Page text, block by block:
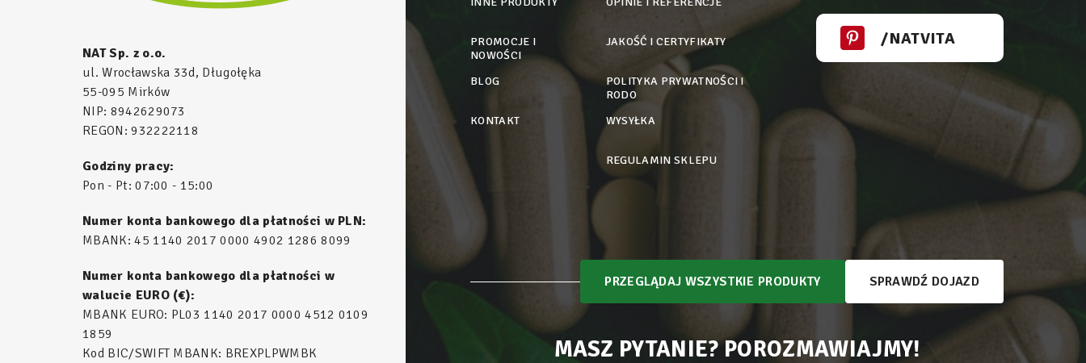
NAT Sp. z o.o.
ul. Wrocławska 33d, Długołęka
55-095 Mirków
NIP: 8942629073
REGON: 932222118
Godziny pracy:
Pon - Pt: 07:00 - 15:00
Numer konta bankowego dla płatności w PLN:
MBANK: 45 1140 2017 0000 4902 1286 8099
Numer konta bankowego dla płatności w
walucie EURO (€):
MBANK EURO: PL03 1140 2017 0000 4512 0109
1859
Kod BIC/SWIFT MBANK: BREXPLPWMBK
PROMOCJE I
NOWOŚCI
BLOG
KONTAKT
JAKOŚĆ I CERTYFIKATY
POLITYKA PRYWATNOŚCI I
RODO
WYSYŁKA
REGULAMIN SKLEPU
/NATVITA
PRZEGLĄDAJ WSZYSTKIE PRODUKTY SPRAWDŹ DOJAZD
MASZ PYTANIE? POROZMAWIAJMY!